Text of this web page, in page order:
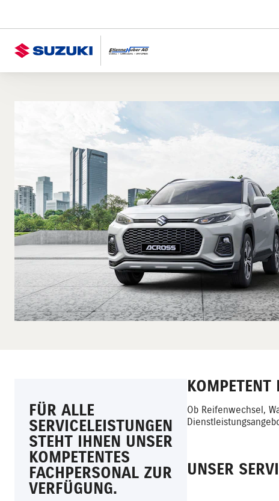
KOMPETENT
Ob Reifenwechsel,
UNSER
FÜR ALLE
SERVICELEISTUNGEN
STEHT IHNEN UNSER
KOMPETENTES
FACHPERSONAL ZUR
VERFÜGUNG.